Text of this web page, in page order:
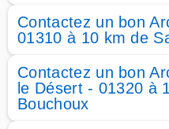
Contactez un bon
01310 à 10 km de
Contactez un bon
le Désert - 01320 à
Bouchoux